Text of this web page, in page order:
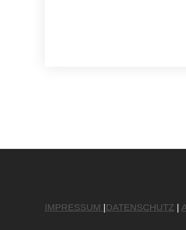
IMPRESSUM DATENSCHUTZ